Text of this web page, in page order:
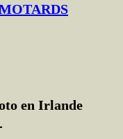
en Irlande